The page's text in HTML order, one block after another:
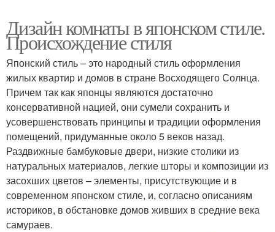
Дизайн комнаты в японском стиле.
Происхождение стиля
Японский стиль – это народный стиль оформления
жилых квартир и домов в стране Восходящего Солнца.
Причем так как японцы являются достаточно
консервативной нацией, они сумели сохранить и
усовершенствовать принципы и традиции оформления
помещений, придуманные около 5 веков назад.
Раздвижные бамбуковые двери, низкие столики из
натуральных материалов, легкие шторы и композиции из
засохших цветов – элементы, присутствующие и в
современном японском стиле, и, согласно описаниям
историков, в обстановке домов живших в средние века
самураев.